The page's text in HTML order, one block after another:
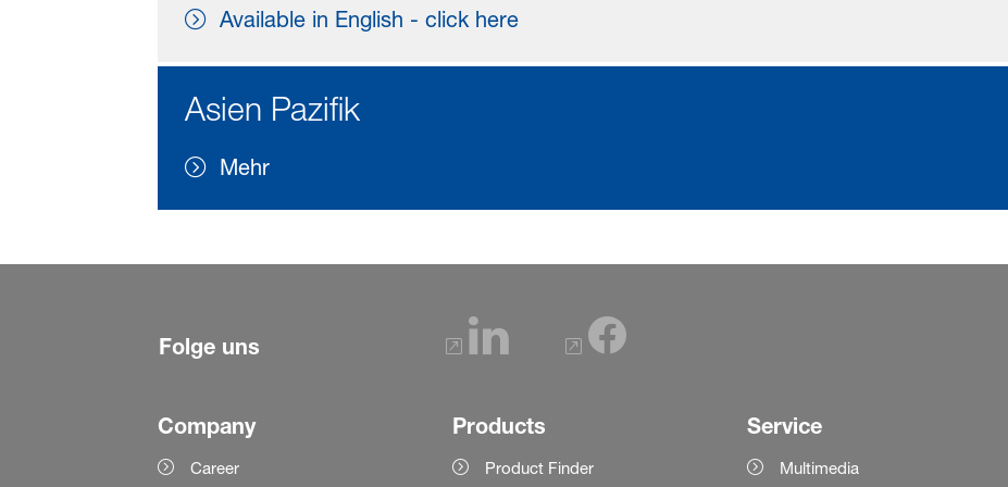
Available in English - click here
Asien Pazifik
Mehr
Folge uns
Company
Career
Products
Product Finder
Service
Multimedia